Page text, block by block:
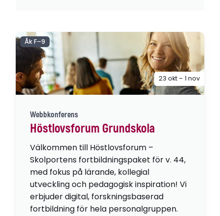
Webbkonferens
Höstlovsforum Grundskola
Välkommen till Höstlovsforum –
Skolportens fortbildningspaket för v. 44,
med fokus på lärande, kollegial
utveckling och pedagogisk inspiration! Vi
erbjuder digital, forskningsbaserad
fortbildning för hela personalgruppen.
Åk F–9
23 okt – 1 nov